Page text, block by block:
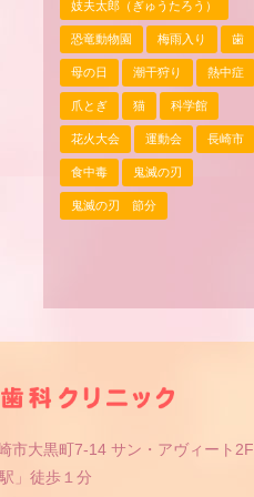
妓夫太郎（ぎゅうたろう）
恐竜動物園 梅雨入り 歯
母の日 潮干狩り 熱中症
爪とぎ 猫 科学館
花火大会 運動会 長崎市
食中毒 鬼滅の刃
鬼滅の刃 節分
市大黒町7-14 サン・アヴィート2F
」徒歩１分